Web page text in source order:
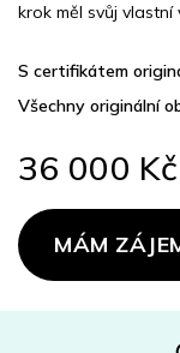
S certifikátem
Všechny originální
36 000 Kč
Měrná
cena:MÁM
krok měl svůj vlastní